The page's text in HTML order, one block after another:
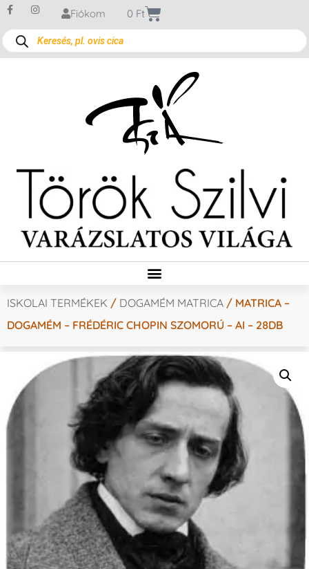
Fiókom 0 Ft
ISKOLAI TERMÉKEK / DOGAMÉM MATRICA / MATRICA –
DOGAMÉM – FRÉDÉRIC CHOPIN SZOMORÚ – AI – 28DB